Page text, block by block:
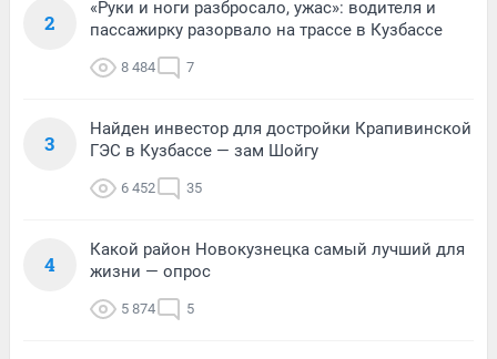
2
«Руки и ноги разбросало, ужас»: водителя и
пассажирку разорвало на трассе в Кузбассе
8 484 7
3
Найден инвестор для достройки Крапивинской
ГЭС в Кузбассе — зам Шойгу
6 452 35
4
Какой район Новокузнецка самый лучший для
жизни — опрос
5 874 5